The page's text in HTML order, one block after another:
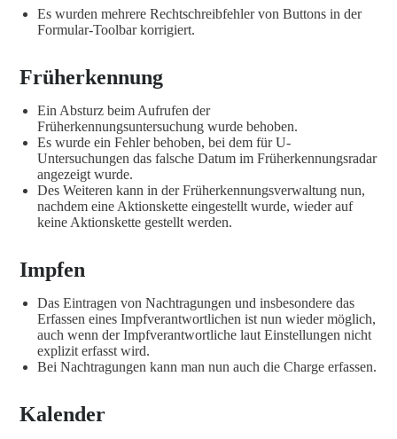
Es wurden mehrere Rechtschreibfehler von Buttons in der
Formular-Toolbar korrigiert.
Früherkennung
Ein Absturz beim Aufrufen der
Früherkennungsuntersuchung wurde behoben.
Es wurde ein Fehler behoben, bei dem für U-
Untersuchungen das falsche Datum im Früherkennungsradar
angezeigt wurde.
Des Weiteren kann in der Früherkennungsverwaltung nun,
nachdem eine Aktionskette eingestellt wurde, wieder auf
keine Aktionskette gestellt werden.
Impfen
Das Eintragen von Nachtragungen und insbesondere das
Erfassen eines Impfverantwortlichen ist nun wieder möglich,
auch wenn der Impfverantwortliche laut Einstellungen nicht
explizit erfasst wird.
Bei Nachtragungen kann man nun auch die Charge erfassen.
Kalender